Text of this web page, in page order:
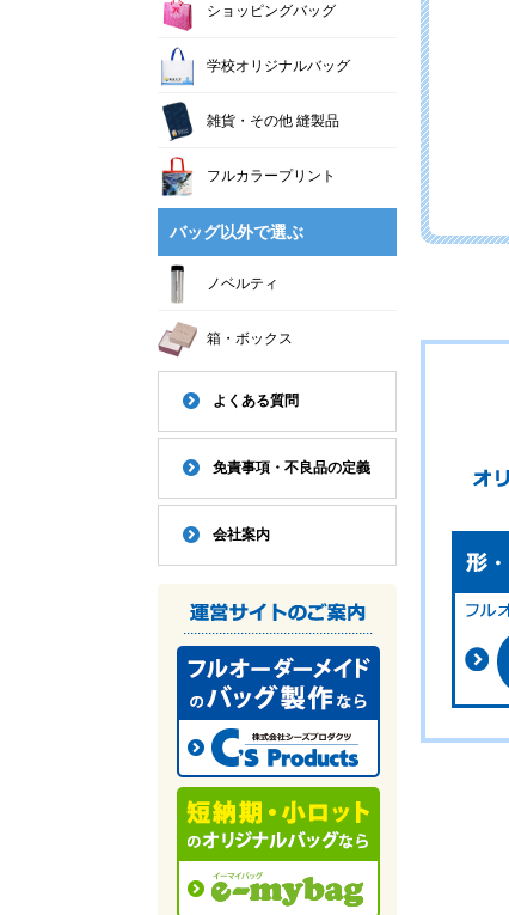
ショッピングバッグ
学校オリジナルバッグ
雑貨・その他 縫製品
フルカラープリント
バッグ以外で選ぶ
ノベルティ
箱・ボックス
よくある質問
免責事項・不良品の定義
会社案内